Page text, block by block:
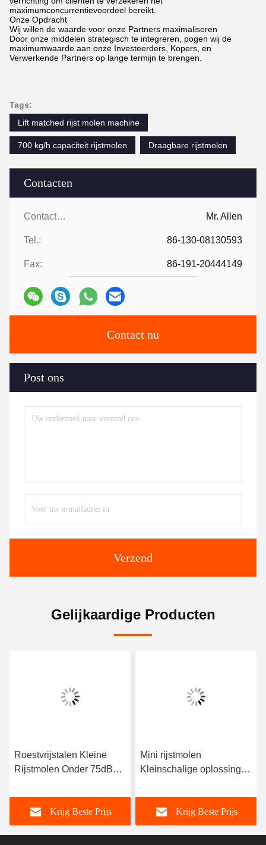
Contacten
Contacten: Mr. Allen
Tel.: 86-130-08130593
Fax: 86-191-20444149
Contact nu
Post ons
Verzend
maximumconcurrentievoordeel bereikt.
Onze Opdracht
Wij willen de waarde voor onze Partners maximaliseren
Door onze middelen strategisch te integreren, pogen wij de
maximumwaarde aan onze Investeerders, Kopers, en
Verwerkende Partners op lange termijn te brengen.
Tags:
Lift matched rijst molen machine
700 kg/h capaciteit rijstmolen Draagbare rijstmolen
Gelijkaardige Producten
Roestvrijstalen Kleine
Rijstmolen Onder 75dB
Verwerking & Vermaling
Krijg Beste Prijs
Mini rijstmolen
Kleinschalige oplossing
geluidsniveau voor
compacte rijstinstallaties
Krijg Beste Prijs